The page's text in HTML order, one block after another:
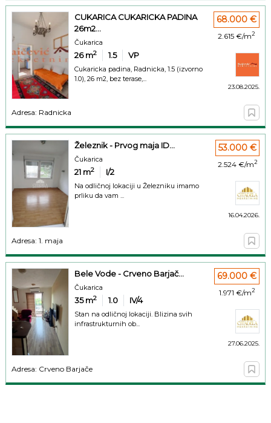
CUKARICA CUKARICKA PADINA
26m2...
Čukarica
26m2 1.5 VP
Cukaricka padina, Radnicka, 1.5 (izvorno
1.0), 26 m2, bez terase,...
68.000 €
2.615 €/m2
23.08.2025.
Adresa: Radnicka
Železnik - Prvog maja ID...
Čukarica
21 m2 I/2
Na odličnoj lokaciji u Železniku imamo
prliku da vam ...
53.000 €
2.524 €/m2
16.04.2026.
Adresa: 1. maja
Bele Vode - Crveno Barjač...
Čukarica
35m2 1.0 IV/4
Stan na odličnoj lokaciji. Blizina svih
infrastrukturnih ob...
69.000 €
1.971 €/m2
27.06.2025.
Adresa: Crveno Barjače